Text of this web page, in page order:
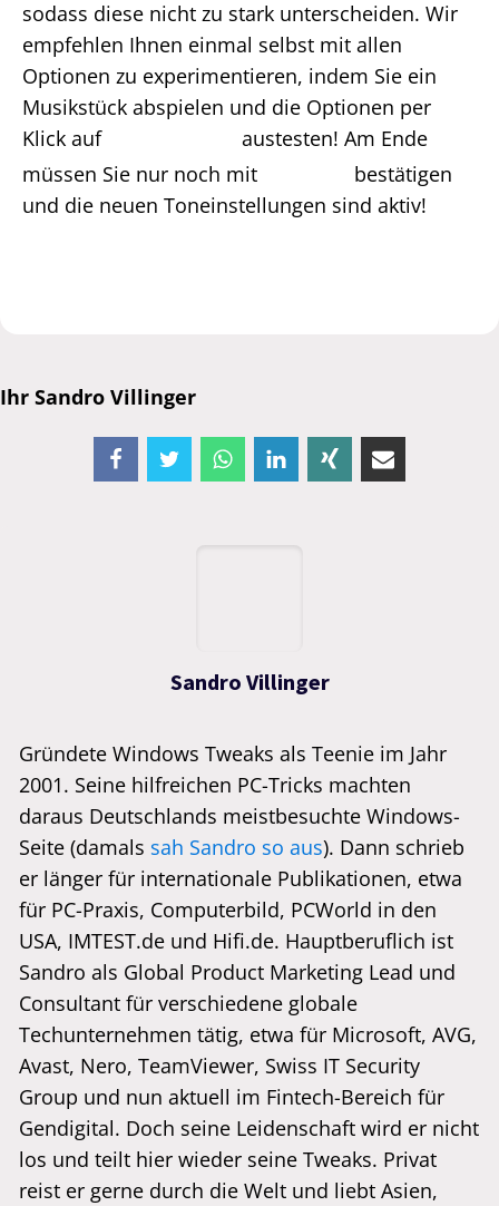
sodass diese nicht zu stark unterscheiden. Wir
empfehlen Ihnen einmal selbst mit allen
Optionen zu experimentieren, indem Sie ein
Musikstück abspielen und die Optionen per
Klick auf
austesten! Am Ende
müssen Sie nur noch mit
bestätigen
und die neuen Toneinstellungen sind aktiv!
Ihr Sandro Villinger
Sandro Villinger
Gründete Windows Tweaks als Teenie im Jahr
2001. Seine hilfreichen PC-Tricks machten
daraus Deutschlands meistbesuchte Windows-
Seite (damals sah Sandro so aus). Dann schrieb
er länger für internationale Publikationen, etwa
für PC-Praxis, Computerbild, PCWorld in den
USA, IMTEST.de und Hifi.de. Hauptberuflich ist
Sandro als Global Product Marketing Lead und
Consultant für verschiedene globale
Techunternehmen tätig, etwa für Microsoft, AVG,
Avast, Nero, TeamViewer, Swiss IT Security
Group und nun aktuell im Fintech-Bereich für
Gendigital. Doch seine Leidenschaft wird er nicht
los und teilt hier wieder seine Tweaks. Privat
reist er gerne durch die Welt und liebt Asien,